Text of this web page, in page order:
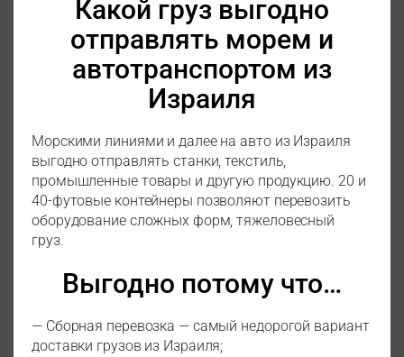
Какой груз выгодно
отправлять морем и
автотранспортом из
Израиля
Морскими линиями и далее на авто из Израиля
выгодно отправлять станки, текстиль,
промышленные товары и другую продукцию. 20 и
40-футовые контейнеры позволяют перевозить
оборудование сложных форм, тяжеловесный
груз.
Выгодно потому что…
— Сборная перевозка — самый недорогой вариант
доставки грузов из Израиля;